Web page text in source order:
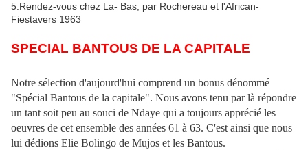
5.Rendez-vous chez La- Bas, par Rochereau et l'African-
Fiestavers 1963
SPECIAL BANTOUS DE LA CAPITALE
Notre sélection d'aujourd'hui comprend un bonus dénommé
"Spécial Bantous de la capitale". Nous avons tenu par là répondre
un tant soit peu au souci de Ndaye qui a toujours apprécié les
oeuvres de cet ensemble des années 61 à 63. C'est ainsi que nous
lui dédions Elie Bolingo de Mujos et les Bantous.